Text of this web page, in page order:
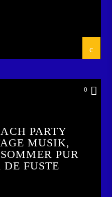
0
PARTY
MUSIK,
PUR
FUSTE